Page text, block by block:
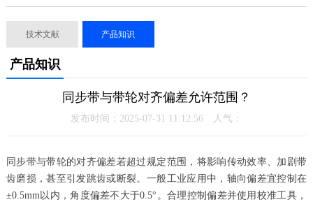
技术文献 产品知识
产品知识
同步带与带轮对齐偏差允许范围？
发布时间：2025-07-31 11:12:56 人气：
同步带与带轮的对齐偏差若超过规定范围，将影响传动效率、加剧带
齿磨损，甚至引发跳齿或断裂。一般工业应用中，轴向偏差宜控制在
±0.5mm以内，角度偏差不大于0.5°。合理控制偏差并使用校准工具，